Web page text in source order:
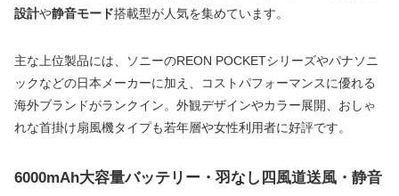
設計や静音モード搭載型が人気を集めています。
主な上位製品には、ソニーのREON POCKETシリーズやパナソニ
ックなどの日本メーカーに加え、コストパフォーマンスに優れる
海外ブランドがランクイン。外観デザインやカラー展開、おしゃ
れな首掛け扇風機タイプも若年層や女性利用者に好評です。
6000mAh大容量バッテリー・羽なし四風道送風・静音